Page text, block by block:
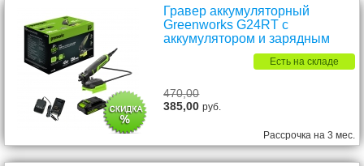
Гравер аккумуляторный
Greenworks G24RT с
аккумулятором и зарядным
Есть на складе
470,00
385,00руб.
Рассрочка на 3 мес.